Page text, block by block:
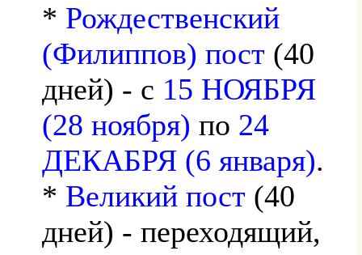
* Рождественский
(Филиппов) пост (40
дней) - с 15 НОЯБРЯ
(28 ноября) по 24
ДЕКАБРЯ (6 января).
* Великий пост (40
дней) - переходящий,